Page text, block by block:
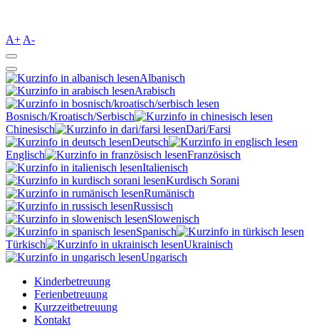
A+ A-
Albanisch
Arabisch
Bosnisch/Kroatisch/Serbisch
Chinesisch
Dari/Farsi
Deutsch
Englisch
Französisch
Italienisch
Kurdisch Sorani‎
Rumänisch
Russisch
Slowenisch
Spanisch
Türkisch
Ukrainisch
Ungarisch
Kinderbetreuung
Ferienbetreuung
Kurzzeitbetreuung
Kontakt